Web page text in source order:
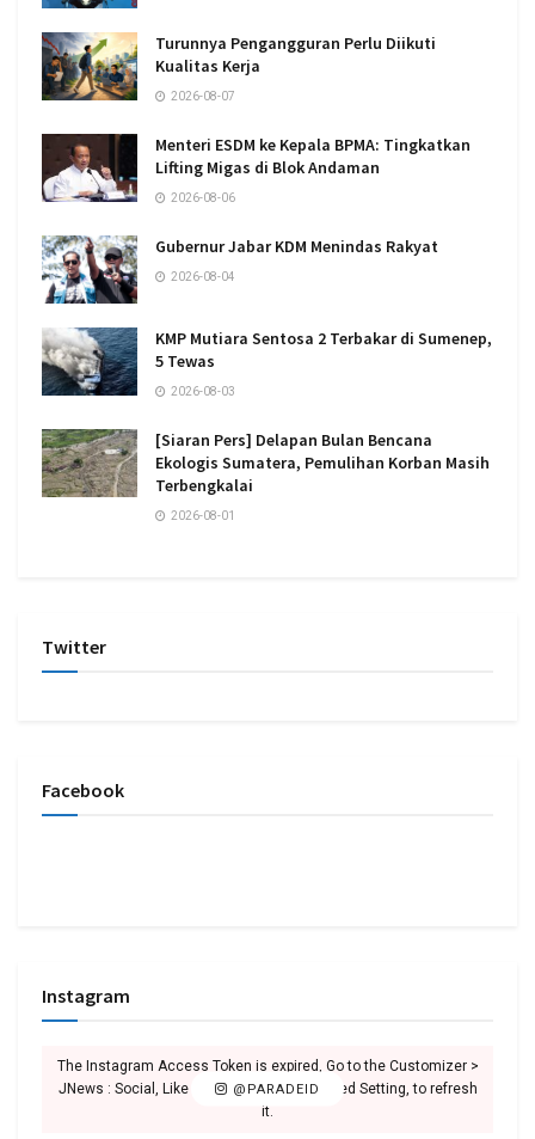
Turunnya Pengangguran Perlu Diikuti
Kualitas Kerja
2026-08-07
Menteri ESDM ke Kepala BPMA: Tingkatkan
Lifting Migas di Blok Andaman
2026-08-06
Gubernur Jabar KDM Menindas Rakyat
2026-08-04
KMP Mutiara Sentosa 2 Terbakar di Sumenep,
5 Tewas
2026-08-03
[Siaran Pers] Delapan Bulan Bencana
Ekologis Sumatera, Pemulihan Korban Masih
Terbengkalai
2026-08-01
Twitter
Facebook
Instagram
@PARADEID
The Instagram Access Token is expired, Go to the Customizer >
JNews : Social, Like & View > Instagram Feed Setting, to refresh
it.